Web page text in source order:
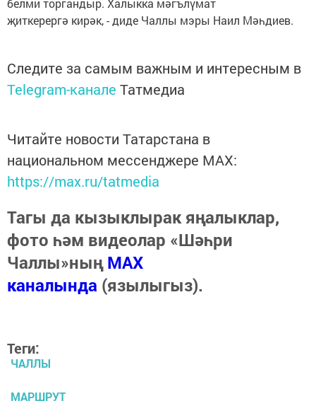
җиткерергә кирәк, - диде Чаллы мэры Наил Мәһдиев.
Следите за самым важным и интересным в
Telegram-канале Татмедиа
Читайте новости Татарстана в
национальном мессенджере MАХ:
https://max.ru/tatmedia
Тагы да кызыклырак яңалыклар,
фото һәм видеолар «Шәһри
Чаллы»ныңMAX
каналында (язылыгыз).
Теги:
ЧАЛЛЫ
МАРШРУТ